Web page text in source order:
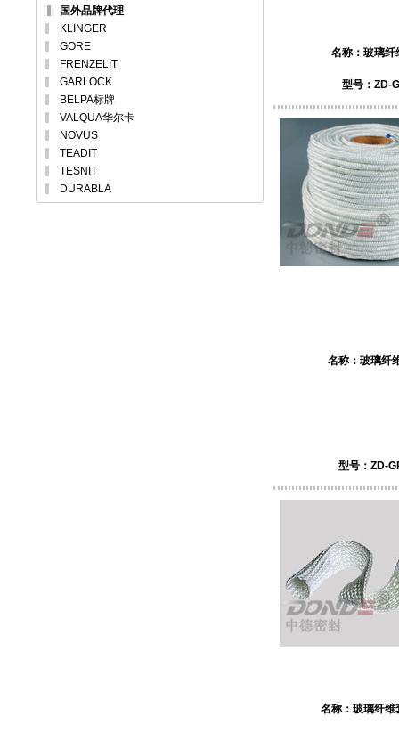
国外品牌代理
KLINGER
GORE
FRENZELIT
GARLOCK
BELPA标牌
VALQUA华尔卡
NOVUS
TEADIT
TESNIT
DURABLA
名称： 玻璃纤
型号：ZD-
名称： 玻璃纤
型号：ZD-
名称： 玻璃纤维